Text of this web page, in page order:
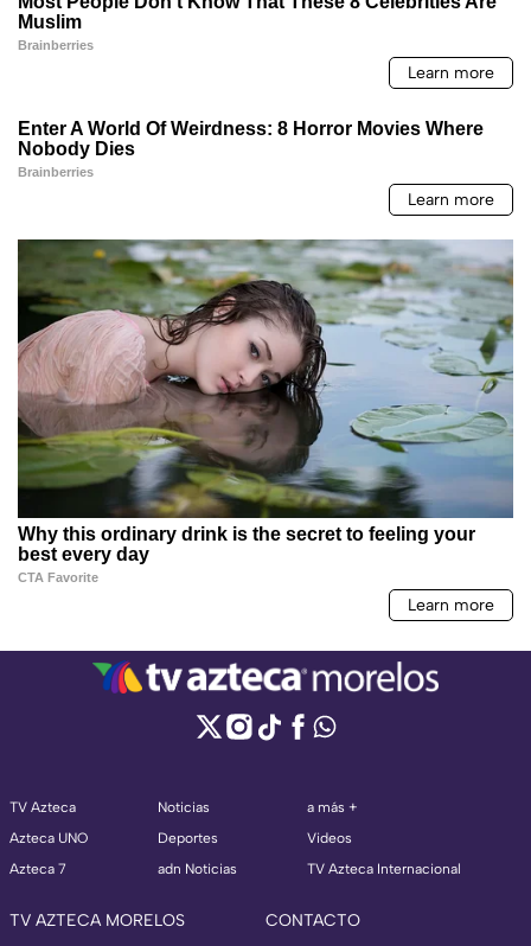
TV Azteca
Azteca UNO
Azteca 7
Noticias
Deportes
adn Noticias
a más +
Videos
TV Azteca Internacional
TV AZTECA MORELOS CONTACTO